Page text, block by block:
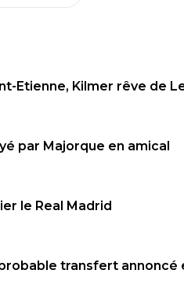
Etienne, Kilmer rêve de
par Majorque en amical
le Real Madrid
transfert annoncé